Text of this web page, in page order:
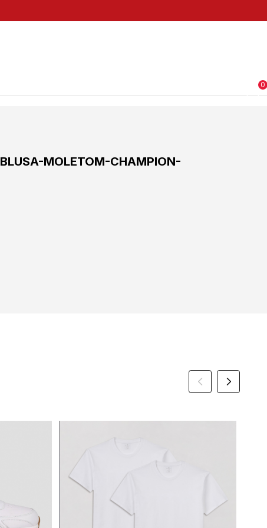
0
BLUSA-MOLETOM-CHAMPION-